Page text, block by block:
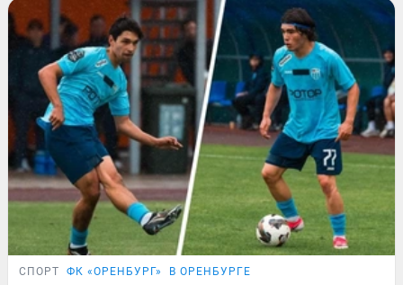
СПОРТ ФК «ОРЕНБУРГ» В ОРЕНБУРГЕ